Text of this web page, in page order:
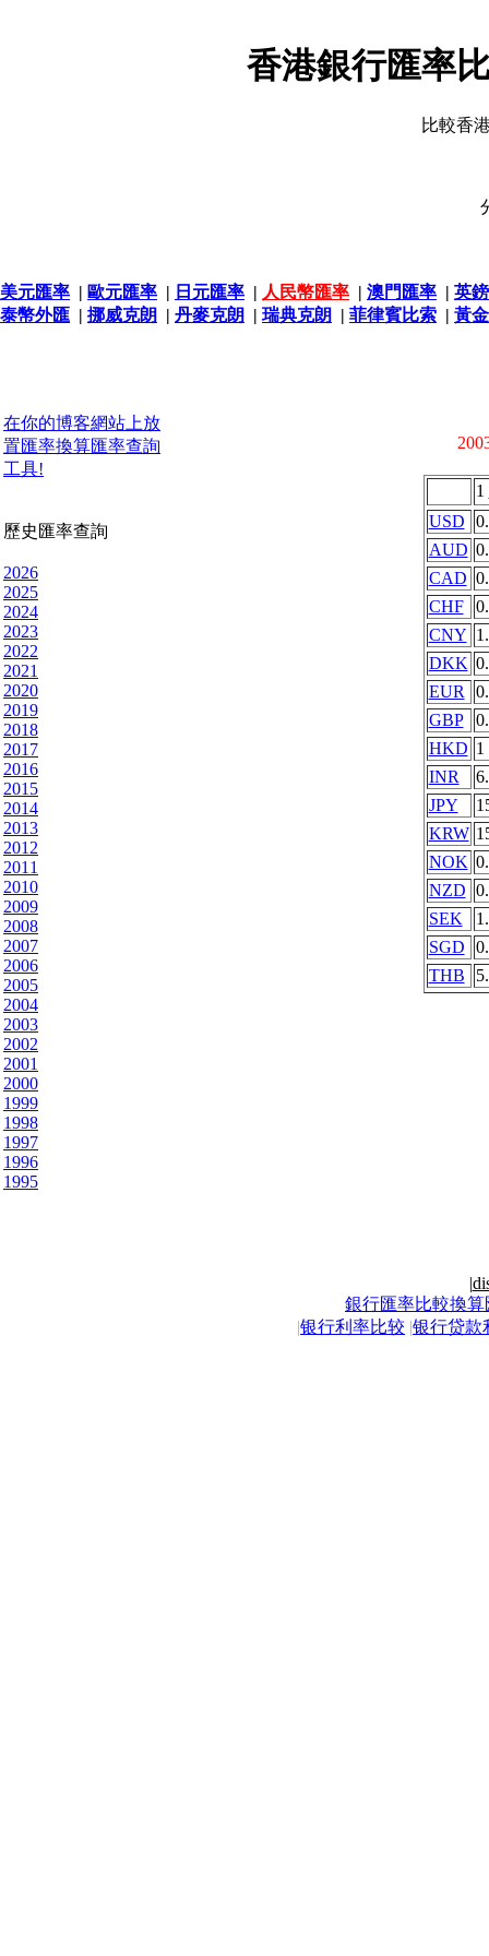
香港銀行匯率
比較香
美元匯率 | 歐元匯率 | 日元匯率 | 人民幣匯率 | 澳門匯率 | 英
泰幣外匯 | 挪威克朗 | 丹麥克朗 | 瑞典克朗 | 菲律賓比索 | 黃
在你的博客網站上放
置匯率換算匯率查詢
工具!
歷史匯率查詢
2026
2025
2024
2023
2022
2021
2020
2019
2018
2017
2016
2015
2014
2013
2012
2011
2010
2009
2008
2007
2006
2005
2004
2003
2002
2001
2000
1999
1998
1997
1996
1995
1
USD
AUD
CAD
CHF
CNY
DKK
EUR
GBP
HKD 1
INR
JPY
KRW
NOK
NZD
SEK
SGD
THB
|
銀行匯率比較換算
|银行利率比较 |银行贷款